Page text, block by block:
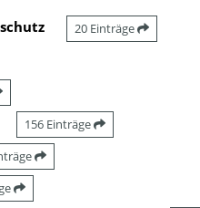
20 Einträge
156 Einträge